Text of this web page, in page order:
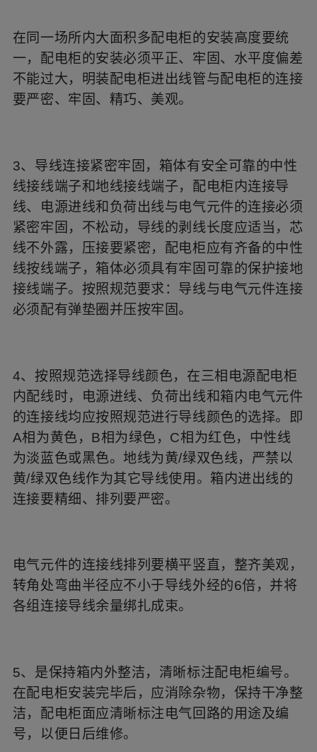
在同一场所内大面积多配电柜的安装高度要统
一，配电柜的安装必须平正、牢固、水平度偏差
不能过大，明装配电柜进出线管与配电柜的连接
要严密、牢固、精巧、美观。
3、导线连接紧密牢固，箱体有安全可靠的中性
线接线端子和地线接线端子，配电柜内连接导
线、电源进线和负荷出线与电气元件的连接必须
紧密牢固，不松动，导线的剥线长度应适当，芯
线不外露，压接要紧密，配电柜应有齐备的中性
线按线端子，箱体必须具有牢固可靠的保护接地
接线端子。按照规范要求：导线与电气元件连接
必须配有弹垫圈并压按牢固。
4、按照规范选择导线颜色，在三相电源配电柜
内配线时，电源进线、负荷出线和箱内电气元件
的连接线均应按照规范进行导线颜色的选择。即
A相为黄色，B相为绿色，C相为红色，中性线
为淡蓝色或黑色。地线为黄/绿双色线，严禁以
黄/绿双色线作为其它导线使用。箱内进出线的
连接要精细、排列要严密。
电气元件的连接线排列要横平竖直，整齐美观，
转角处弯曲半径应不小于导线外经的6倍，并将
各组连接导线余量绑扎成束。
5、是保持箱内外整洁，清晰标注配电柜编号。
在配电柜安装完毕后，应消除杂物，保持干净整
洁，配电柜面应清晰标注电气回路的用途及编
号，以便日后维修。